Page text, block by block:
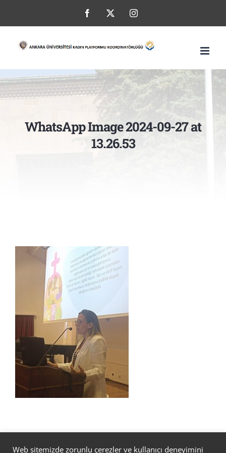
to
content
Facebook Instagram
WhatsApp Image 2024-09-27 at
13.26.53
Web sitemizde zorunlu çerezler ve kullanıcı deneyimini